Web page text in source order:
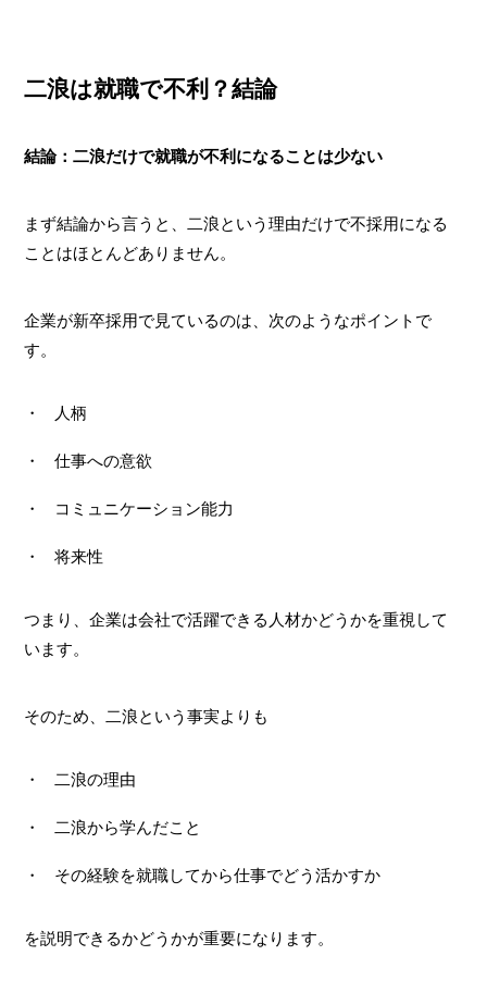
二浪は就職で不利？結論
結論：二浪だけで就職が不利になることは少ない
まず結論から言うと、二浪という理由だけで不採用になる
ことはほとんどありません。
企業が新卒採用で見ているのは、次のようなポイントで
す。
人柄
仕事への意欲
コミュニケーション能力
将来性
つまり、企業は会社で活躍できる人材かどうかを重視して
います。
そのため、二浪という事実よりも
二浪の理由
二浪から学んだこと
その経験を就職してから仕事でどう活かすか
を説明できるかどうかが重要になります。